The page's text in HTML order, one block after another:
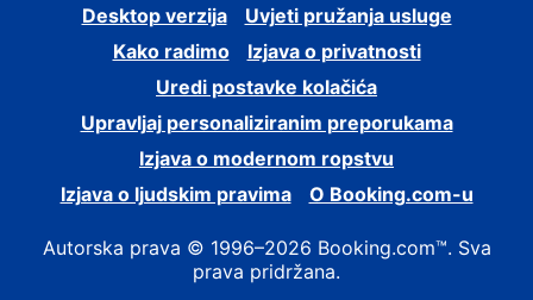
Desktop verzija
Uvjeti pružanja usluge
Kako radimo
Izjava o privatnosti
Uredi postavke kolačića
Upravljaj personaliziranim preporukama
Izjava o modernom ropstvu
Izjava o ljudskim pravima
O Booking.com-u
Autorska prava © 1996–2026 Booking.com™. Sva
prava pridržana.